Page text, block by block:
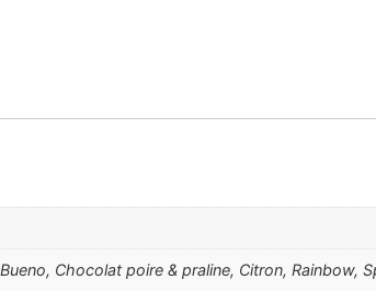
Chocolat poire & praline, Citron, Rainbow,